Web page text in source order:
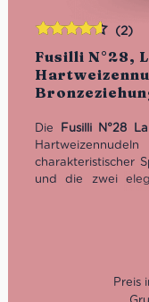
Fusilli N°28,
(2)
Die Fusilli N°28
charakteristischer
und die zwei
Brokkoli,
Minuten Kochzeit
eine vielseitige
Bewertet
mit4.50
von 5